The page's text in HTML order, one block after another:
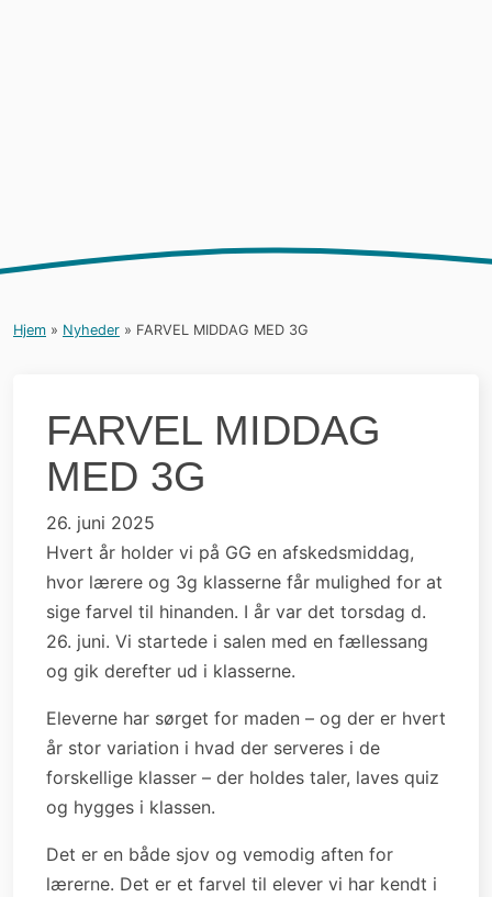
Hjem » Nyheder » FARVEL MIDDAG MED 3G
FARVEL MIDDAG
MED 3G
26. juni 2025
Hvert år holder vi på GG en afskedsmiddag,
hvor lærere og 3g klasserne får mulighed for at
sige farvel til hinanden. I år var det torsdag d.
26. juni. Vi startede i salen med en fællessang
og gik derefter ud i klasserne.
Eleverne har sørget for maden – og der er hvert
år stor variation i hvad der serveres i de
forskellige klasser – der holdes taler, laves quiz
og hygges i klassen.
Det er en både sjov og vemodig aften for
lærerne. Det er et farvel til elever vi har kendt i